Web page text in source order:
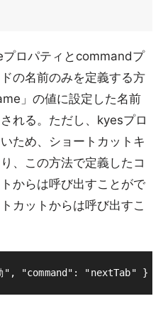
ロパティとcommandプ
の名前のみを定義する方
」の値に設定した名前
れる。ただし、kyesプロ
ため、ショートカットキ
、この方法で定義したコ
からは呼び出すことがで
カットからは呼び出すこ